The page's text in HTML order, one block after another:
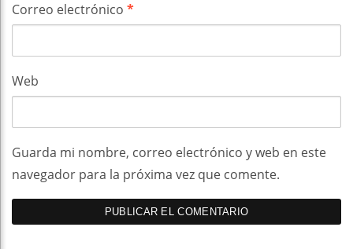
Correo electrónico *
Web
Guarda mi nombre, correo electrónico y web en este
navegador para la próxima vez que comente.